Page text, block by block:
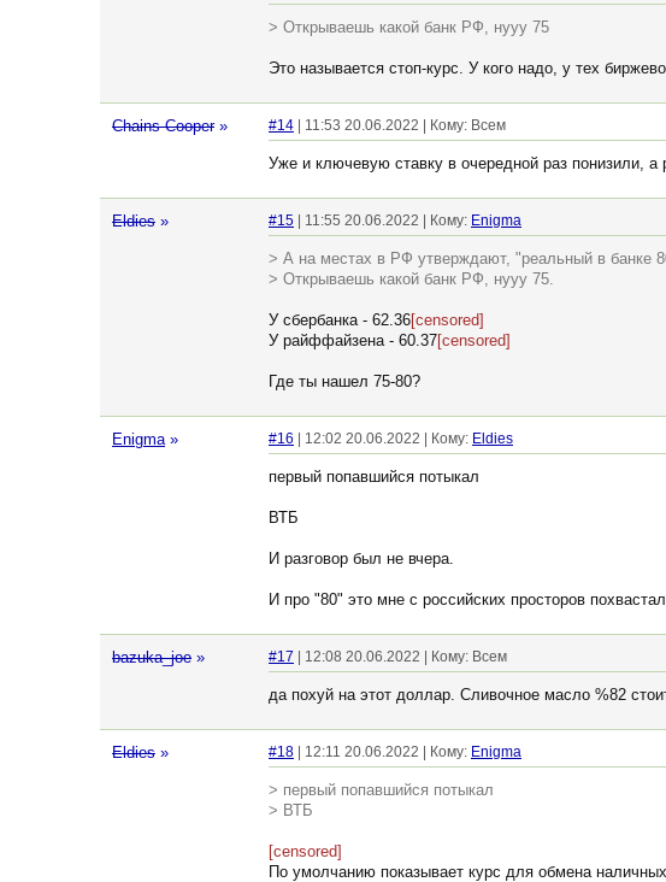
> Открываешь какой банк РФ, нууу 75
Это называется стоп-курс. У кого надо, у тех
Chains Cooper » #14 | 11:53 20.06.2022 | Кому: Всем
Уже и ключевую ставку в очередной раз понизили,
Eldies » #15 | 11:55 20.06.2022 | Кому: Enigma
> А на местах в РФ утверждают, "реальный в банке
> Открываешь какой банк РФ, нууу 75.
У сбербанка - 62.36[censored]
У райффайзена - 60.37[censored]
Где ты нашел 75-80?
Enigma » #16 | 12:02 20.06.2022 | Кому: Eldies
первый попавшийся потыкал
ВТБ
И разговор был не вчера.
И про "80" это мне с российских просторов
bazuka_joe » #17 | 12:08 20.06.2022 | Кому: Всем
да похуй на этот доллар. Сливочное масло %82
Eldies » #18 | 12:11 20.06.2022 | Кому: Enigma
> первый попавшийся потыкал
> ВТБ
[censored]
По умолчанию показывает курс для обмена